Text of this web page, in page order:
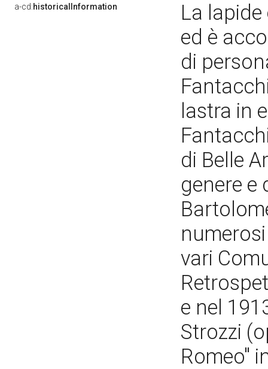
a-cd:historicalInformation
La
ed è
di
lastra in
di Belle
genere e
vari
e nel
Strozzi
Romeo"